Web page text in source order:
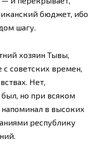
бюджет, ибо
шагу.
хозяин Тывы,
советских времен,
Нет,
был, но при всяком
в высоких
республику